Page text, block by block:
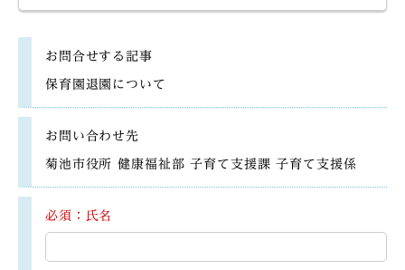
お問合せする記事
保育園退園について
お問い合わせ先
菊池市役所 健康福祉部 子育て支援課 子育て支援係
必須：氏名